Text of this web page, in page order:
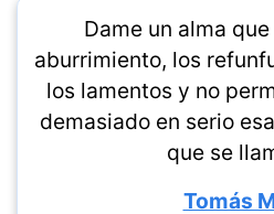
Dame un alma
aburrimiento, los
los lamentos y no
demasiado en serio
que se
Tomás